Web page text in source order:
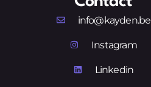
info@kayden.be
Instagram
Linkedin